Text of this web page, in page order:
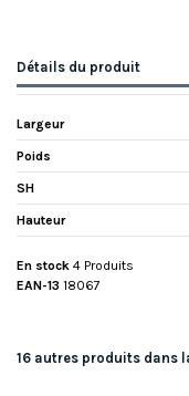
Détails du produit
Largeur
Poids
SH
Hauteur
En stock 4 Produits
EAN-13 18067
16 autres produits dans